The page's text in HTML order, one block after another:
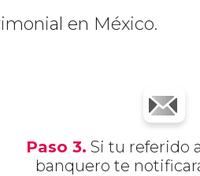
en México.
Paso 3. Si tu referido
banquero te